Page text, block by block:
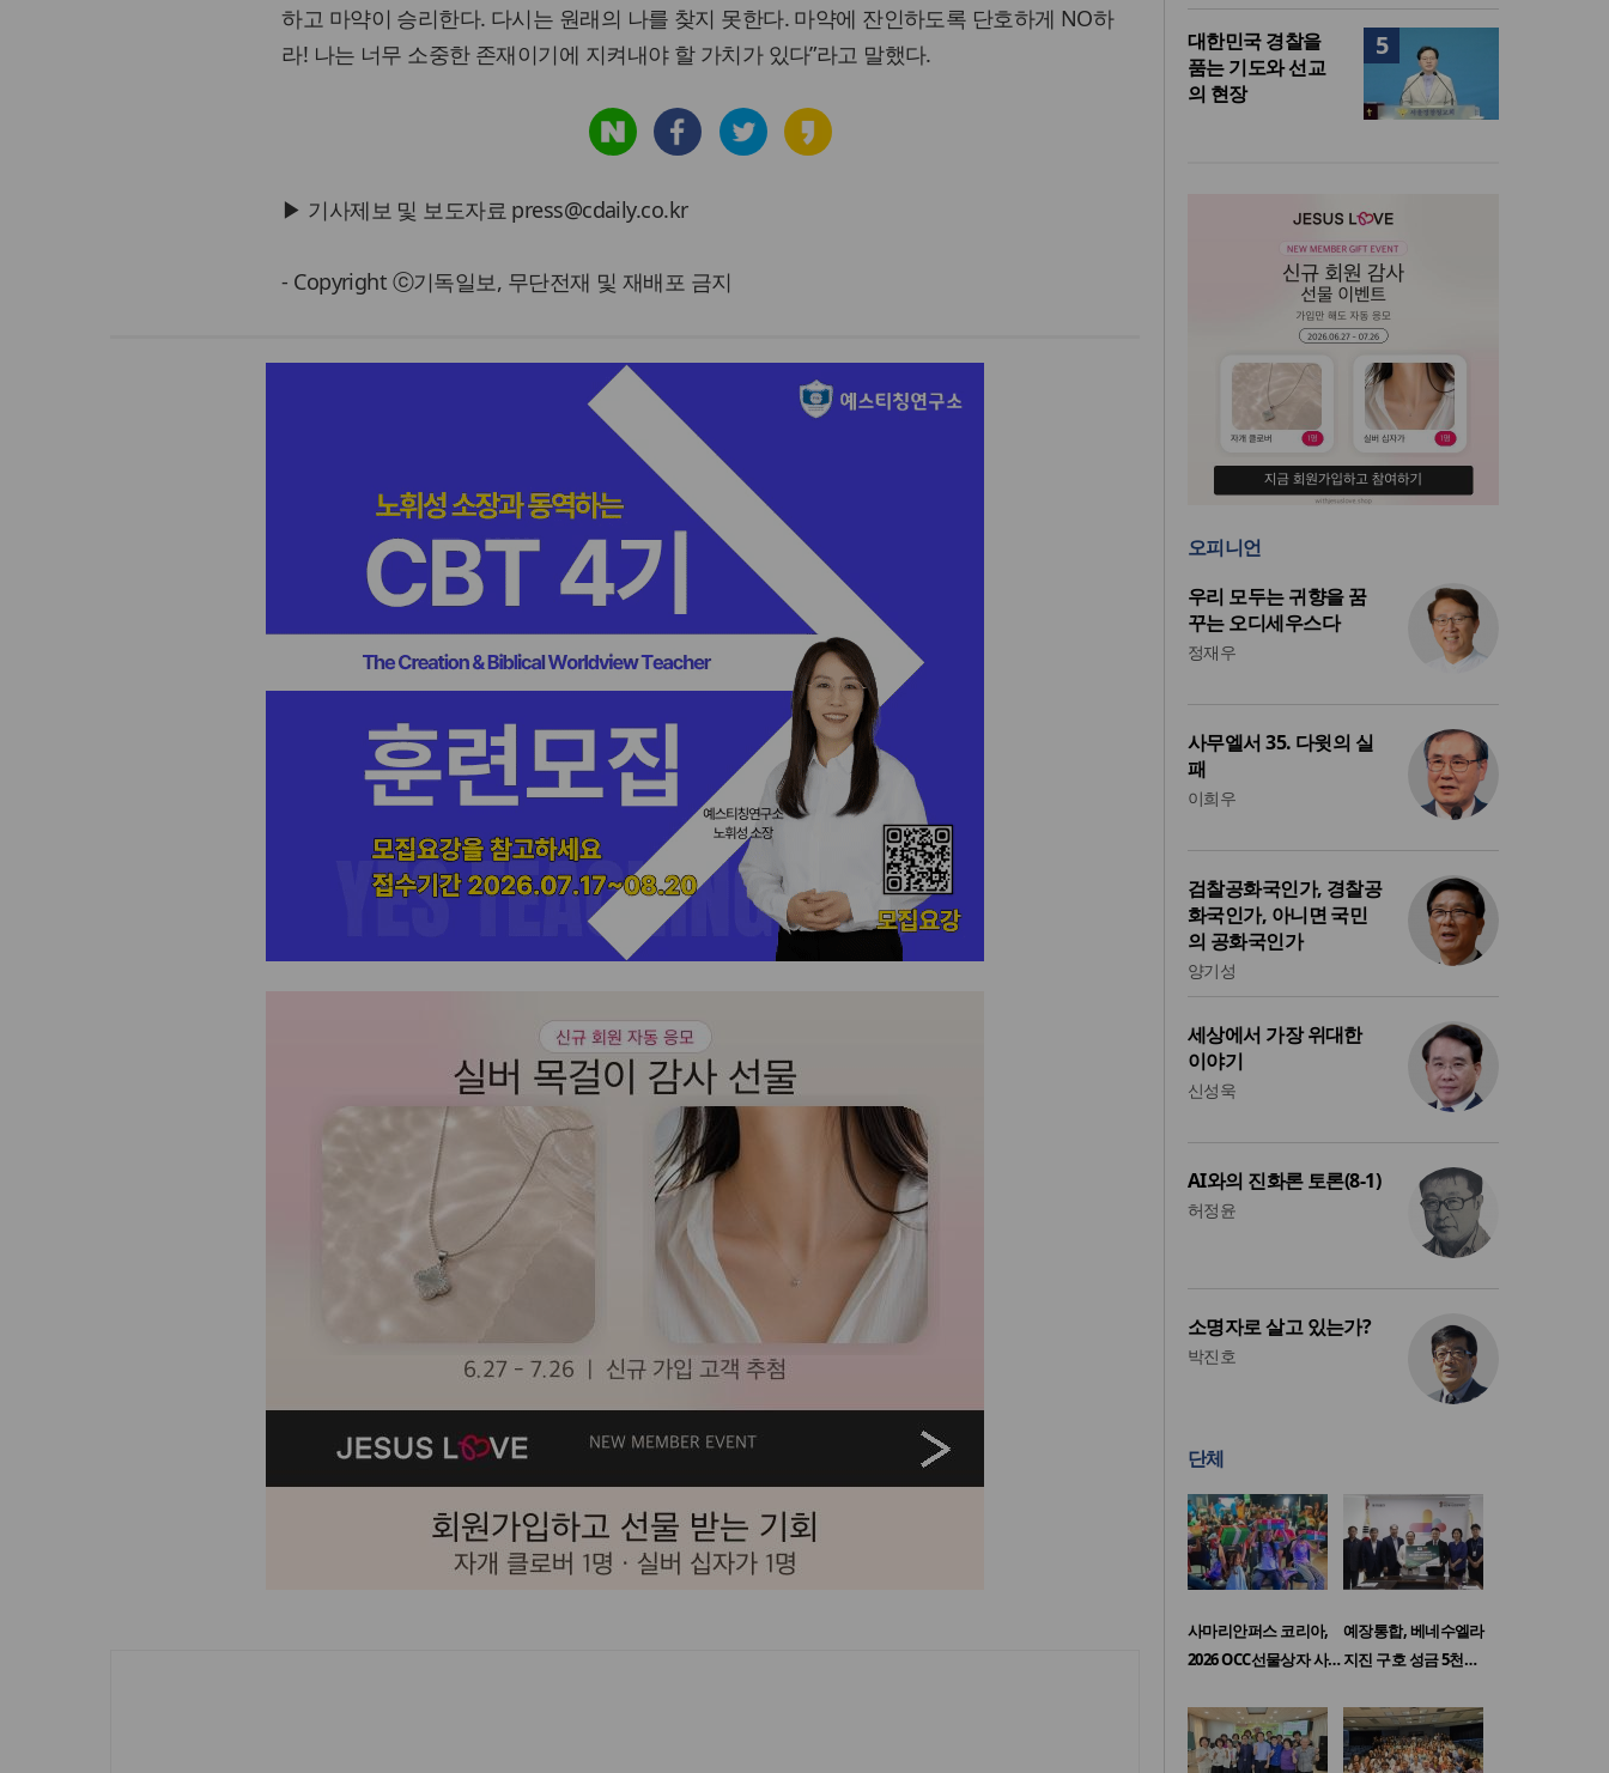
하고 마약이 승리한다. 다시는 원래의 나를 찾지 못한다. 마약에 잔인하도록 단호하게 NO하
라! 나는 너무 소중한 존재이기에 지켜내야 할 가치가 있다”라고 말했다.
▶ 기사제보 및 보도자료 press@cdaily.co.kr
- Copyright ⓒ기독일보, 무단전재 및 재배포 금지
5
대한민국 경찰을
품는 기도와 선교
의 현장
오피니언
우리 모두는 귀향을 꿈
꾸는 오디세우스다
정재우
사무엘서 35. 다윗의 실
패
이희우
검찰공화국인가, 경찰공
화국인가, 아니면 국민
의 공화국인가
양기성
세상에서 가장 위대한
이야기
신성욱
AI와의 진화론 토론(8-1)
허정윤
소명자로 살고 있는가?
박진호
단체
사마리안퍼스 코리아,
2026 OCC선물상자 사…
예장통합, 베네수엘라
지진 구호 성금 5천…